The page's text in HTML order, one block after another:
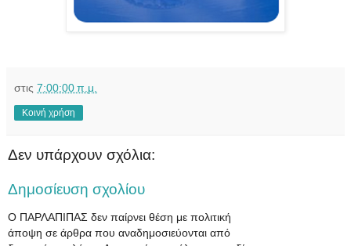
στις 7:00:00 π.μ.
Κοινή χρήση
Δεν υπάρχουν σχόλια:
Δημοσίευση σχολίου
Ο ΠΑΡΛΑΠΙΠΑΣ δεν παίρνει θέση με πολιτική
άποψη σε άρθρα που αναδημοσιεύονται από